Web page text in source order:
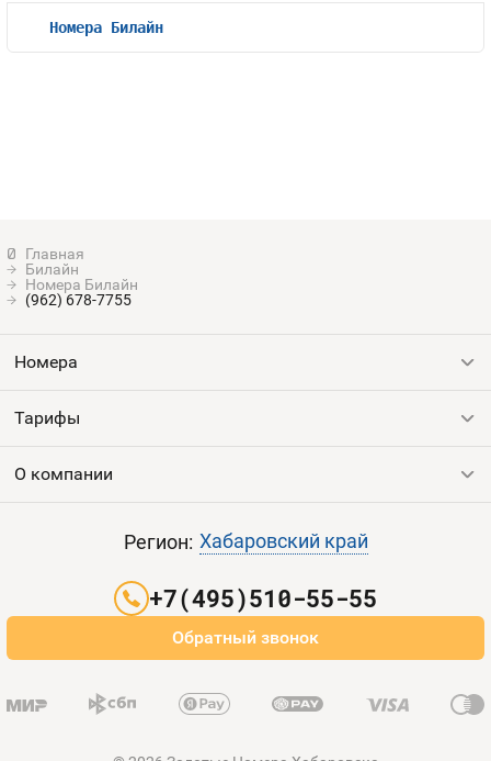
Билайн
Номера Билайн
(962) 678-7755
Номера Билайн
Номера
Все номера
Тарифы
Выгодные тарифы
О компании
Оплата и доставка
Регион: Хабаровский край
+7(495)510-55-55
Обратный звонок